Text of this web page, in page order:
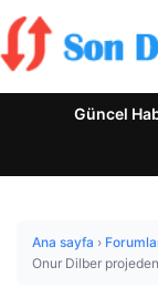
Güncel
Ana sayfa ›
Onur Dilber projeden